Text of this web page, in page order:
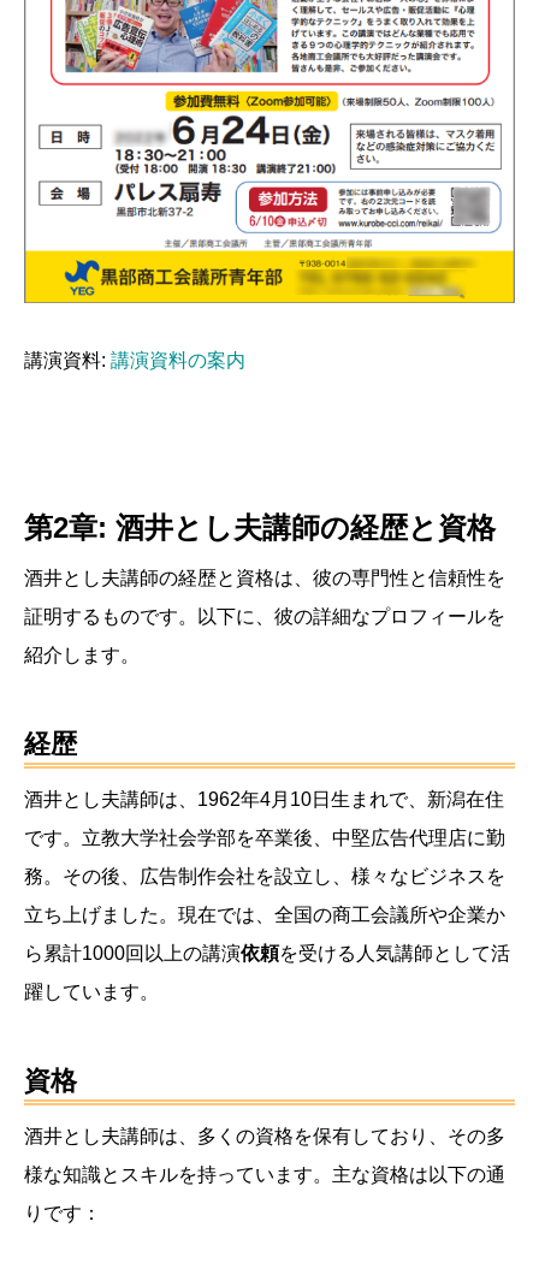
講演資料: 講演資料の案内
第2章: 酒井とし夫講師の経歴と資格
酒井とし夫講師の経歴と資格は、彼の専門性と信頼性を
証明するものです。以下に、彼の詳細なプロフィールを
紹介します。
経歴
酒井とし夫講師は、1962年4月10日生まれで、新潟在住
です。立教大学社会学部を卒業後、中堅広告代理店に勤
務。その後、広告制作会社を設立し、様々なビジネスを
立ち上げました。現在では、全国の商工会議所や企業か
ら累計1000回以上の講演依頼を受ける人気講師として活
躍しています。
資格
酒井とし夫講師は、多くの資格を保有しており、その多
様な知識とスキルを持っています。主な資格は以下の通
りです：